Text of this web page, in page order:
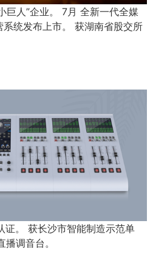
巨人”企业。 7月 全新一代全媒
统发布上市。 获湖南省股交所
证。 获长沙市智能制造示范单
播调音台。